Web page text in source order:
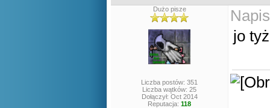
Dużo pisze
Liczba postów: 351
Liczba wątków: 25
Dołączył: Oct 2014
Reputacja: 118
jo tyż